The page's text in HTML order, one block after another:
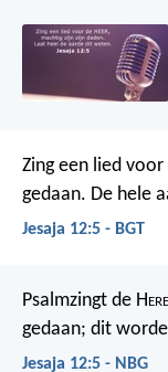
Zing een lied voor
gedaan. De hele
Jesaja 12:5 - BGT
Psalmzingt de Here
gedaan; dit
Jesaja 12:5 - NBG